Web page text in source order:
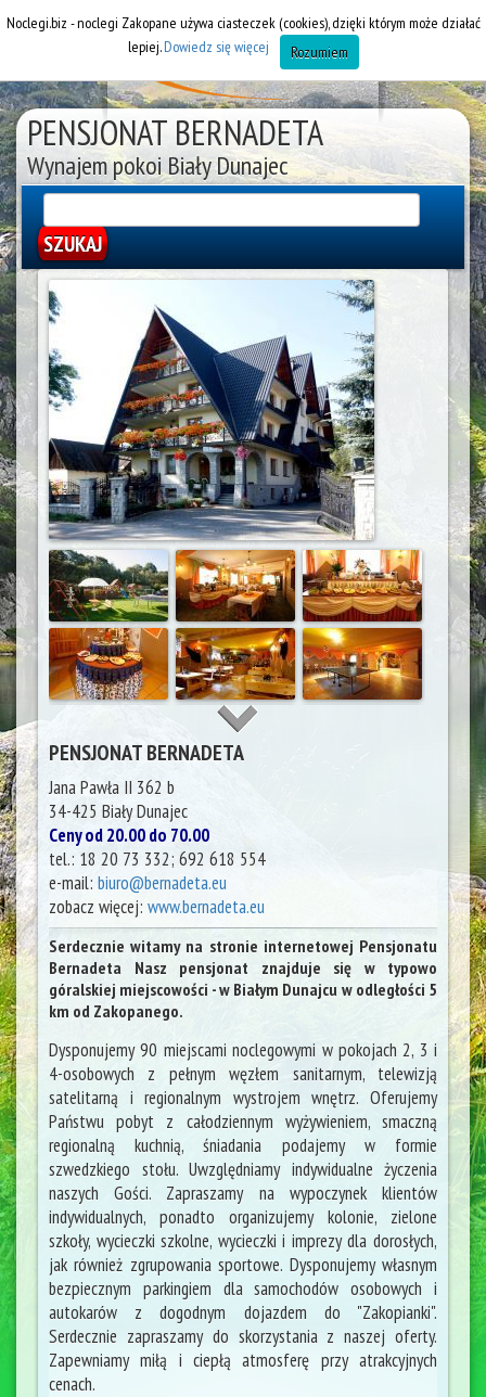
PENSJONAT BERNADETA
Wynajem pokoi Biały Dunajec
PENSJONAT BERNADETA
Jana Pawła II 362 b
34-425 Biały Dunajec
Ceny od 20.00 do 70.00
tel.: 18 20 73 332; 692 618 554
e-mail: biuro@bernadeta.eu
zobacz więcej: www.bernadeta.eu
Serdecznie witamy na stronie internetowej Pensjonatu
Bernadeta Nasz pensjonat znajduje się w typowo
góralskiej miejscowości - w Białym Dunajcu w odległości 5
km od Zakopanego.
Dysponujemy 90 miejscami noclegowymi w pokojach 2, 3 i
4-osobowych z pełnym węzłem sanitarnym, telewizją
satelitarną i regionalnym wystrojem wnętrz. Oferujemy
Państwu pobyt z całodziennym wyżywieniem, smaczną
regionalną kuchnią, śniadania podajemy w formie
szwedzkiego stołu. Uwzględniamy indywidualne życzenia
naszych Gości. Zapraszamy na wypoczynek klientów
indywidualnych, ponadto organizujemy kolonie, zielone
szkoły, wycieczki szkolne, wycieczki i imprezy dla dorosłych,
jak również zgrupowania sportowe. Dysponujemy własnym
bezpiecznym parkingiem dla samochodów osobowych i
autokarów z dogodnym dojazdem do "Zakopianki".
Serdecznie zapraszamy do skorzystania z naszej oferty.
Zapewniamy miłą i ciepłą atmosferę przy atrakcyjnych
cenach.
Noclegi.biz - noclegi Zakopane używa ciasteczek (cookies), dzięki którym może działać
lepiej.Dowiedz się więcej Rozumiem